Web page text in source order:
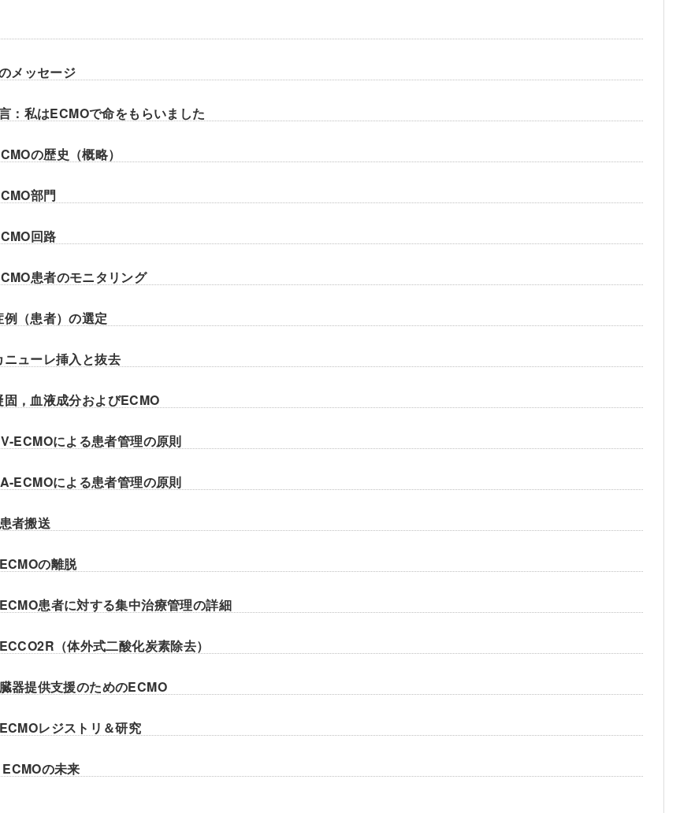
メッセージ
：私はECMOで命をもらいました
の歴史（概略）
部門
回路
患者のモニタリング
（患者）の選定
ューレ挿入と抜去
，血液成分およびECMO
による患者管理の原則
による患者管理の原則
者搬送
の離脱
患者に対する集中治療管理の詳細
（体外式二酸化炭素除去）
提供支援のためのECMO
レジストリ＆研究
の未来